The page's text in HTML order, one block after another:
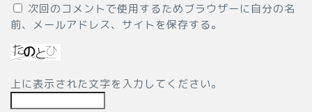
次回のコメントで使用するためブラウザーに自分の名
前、メールアドレス、サイトを保存する。
上に表示された文字を入力してください。